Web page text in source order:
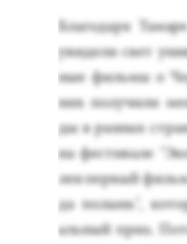
Бла­года­ря
уви­дели свет
ные филь­мы о
них по­лучи­ли
ды в раз­ных
на фес­ти­вале
лен пер­вый
да по­лынь",
аль­ный приз.